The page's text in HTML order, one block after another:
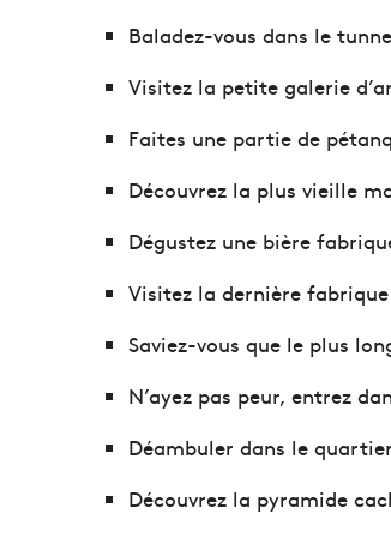
Baladez-vous dans le
Visitez la petite galerie
Faites une partie de
Découvrez la plus vieille
Dégustez une bière
Visitez la dernière
Saviez-vous que le plus
N’ayez pas peur, entrez
Déambuler dans le
Découvrez la pyramide